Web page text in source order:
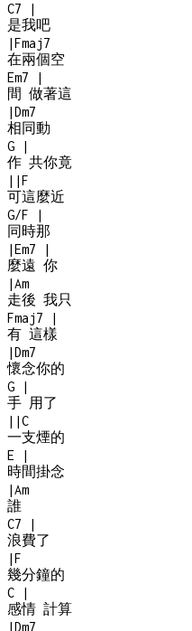
C7
|
是我吧
|Fmaj7
在兩個空
Em7
|
間 做著這
|Dm7
相同動
G
|
作 共你竟
| |F
可這麼近
G/F
|
同時那
|Em7
|
麼遠 你
|Am
走後 我只
Fmaj7
|
有 這樣
|Dm7
懷念你的
G
|
手 用了
| |C
一支煙的
E
|
時間掛念
|Am
誰
C7
|
浪費了
|F
幾分鐘的
C
|
感情 計算
|Dm7